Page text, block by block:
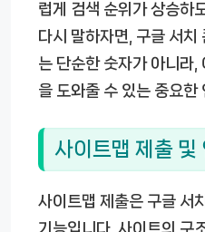
럽게 검색 순위가 상승하
다시 말하자면, 구글 서치
는 단순한 숫자가 아니라,
을 도와줄 수 있는 중요한
사이트맵 제출 및
사이트맵 제출은 구글 서
기능입니다. 사이트의 구